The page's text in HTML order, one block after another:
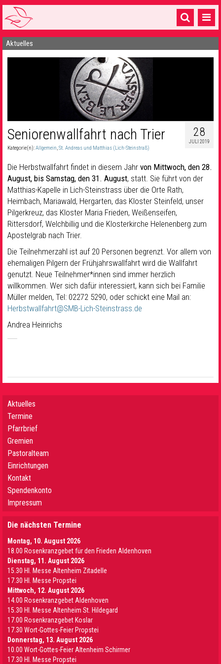
Startseite
16 Gemeinden & mehr
Gottesdienste & Sinnsuche
Gemeinschaft & Soziales
Musik& Kultur
Seelsorge & Kontakt
Aktuelles
28
JULI 2019
Seniorenwallfahrt nach Trier
Kategorie(n):Allgemein,St. Andreas und Matthias (Lich-Steinstraß)
Die Herbstwallfahrt findet in diesem Jahr von Mittwoch, den 28.
August, bis Samstag, den 31. August, statt. Sie führt von der
Matthias-Kapelle in Lich-Steinstrass über die Orte Rath,
Heimbach, Mariawald, Hergarten, das Kloster Steinfeld, unser
Pilgerkreuz, das Kloster Maria Frieden, Weißenseifen,
Rittersdorf, Welchbillig und die Klosterkirche Helenenberg zum
Apostelgrab nach Trier.
Die Teilnehmerzahl ist auf 20 Personen begrenzt. Vor allem von
ehemaligen Pilgern der Frühjahrswallfahrt wird die Wallfahrt
genutzt. Neue Teilnehmer*innen sind immer herzlich
willkommen. Wer sich dafür interessiert, kann sich bei Familie
Müller melden, Tel: 02272 5290, oder schickt eine Mail an:
Herbstwallfahrt@SMB-Lich-Steinstrass.de
Andrea Heinrichs
Aktuelles
Termine
Pfarrbrief
Gremien
Pastoralteam
Einrichtungen
Kontakt
Spendenkonto
Impressum
Die nächsten Termine
Montag, 10. August 2026
18.00 Rosenkranzgebet für den Frieden Aldenhoven
Dienstag, 11. August 2026
15.30 Hl. Messe Altenheim Zitadelle
17.30 Hl. Messe Propstei
Mittwoch, 12. August 2026
14.00 Rosenkranzgebet Aldenhoven
15.30 Hl. Messe Altenheim St. Hildegard
17.00 Rosenkranzgebet Koslar
17.30 Wort-Gottes-Feier Propstei
Donnerstag, 13. August 2026
10.00 Wort-Gottes-Feier Altenheim Schirmer
17.30 Hl. Messe Propstei